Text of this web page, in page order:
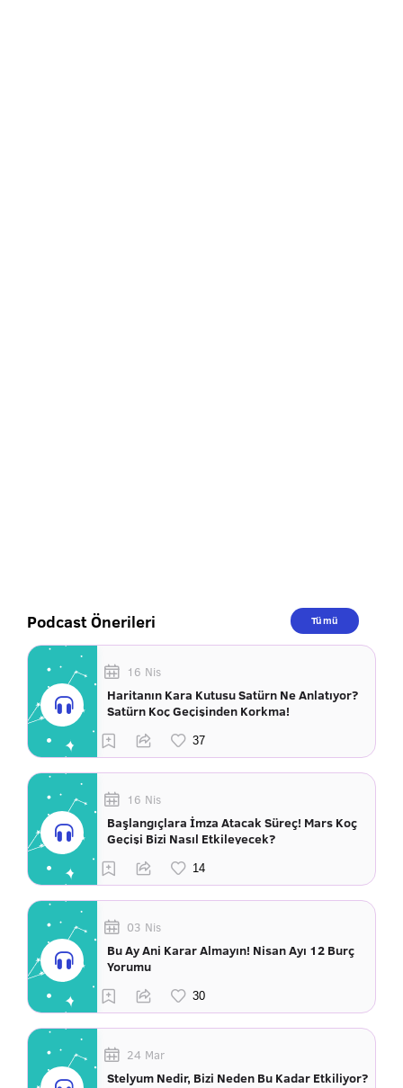
Podcast Önerileri Tümü
16 Nis
Haritanın Kara Kutusu Satürn Ne Anlatıyor?
Satürn Koç Geçişinden Korkma!
16 Nis
Başlangıçlara İmza Atacak Süreç! Mars Koç
Geçişi Bizi Nasıl Etkileyecek?
03 Nis
Bu Ay Ani Karar Almayın! Nisan Ayı 12 Burç
Yorumu
24 Mar
Stelyum Nedir, Bizi Neden Bu Kadar Etkiliyor?